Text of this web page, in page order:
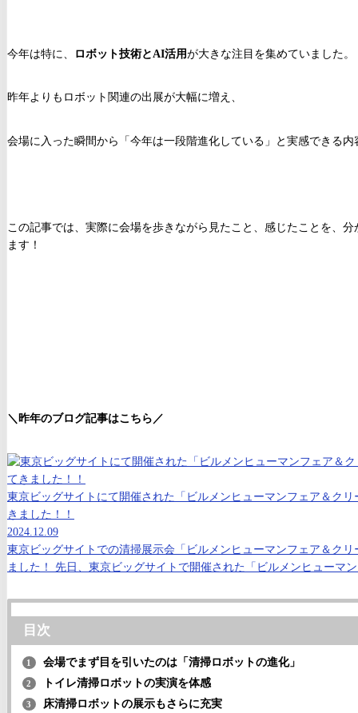
今年は特に、 ロボット技術とAI活用が大きな注目を集めていました。
昨年よりもロボット関連の出展が大幅に増え、
会場に入った瞬間から「今年は一段階進化している」と実感できる内
この記事では、実際に会場を歩きながら見たこと、感じたことを、
ます！
＼昨年のブログ記事はこちら／
東京ビッグサイトにて開催された「ビルメンヒューマンフェア＆クリ
きました！！
2024.12.09
東京ビッグサイトでの清掃展示会「ビルメンヒューマンフェア＆クリ
ました！ 先日、東京ビッグサイトで開催された「ビルメンヒューマ
目次
1 会場でまず目を引いたのは「清掃ロボットの進化」
2 トイレ清掃ロボットの実演を体感
3 床清掃ロボットの展示もさらに充実